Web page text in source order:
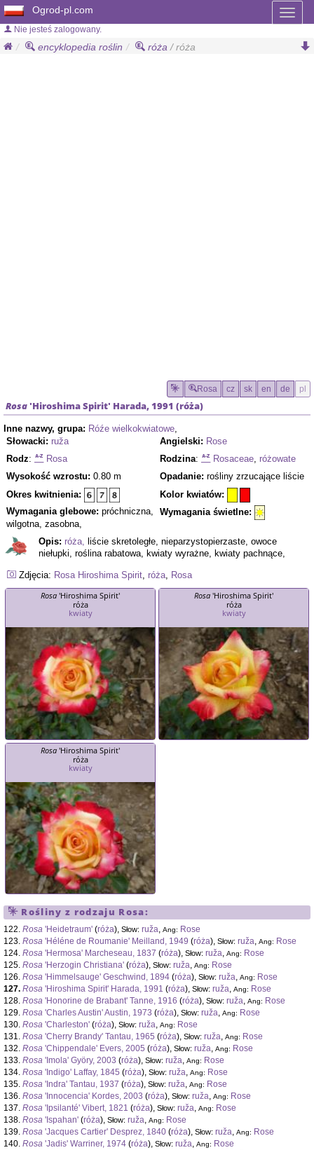
Ogrod-pl.com
Nie jesteś zalogowany.
encyklopedia roślin róża / róża
Rosa cz sk en de pl
Rosa'Hiroshima Spirit' Harada, 1991 (róża)
Inne nazwy, grupa: Róźe wielkokwiatowe,
Słowacki: ruža Angielski: Rose
Rodz: Rosa Rodzina: Rosaceae, różowate
Wysokość wzrostu: 0.80 m Opadanie: rośliny zrzucające liście
Okres kwitnienia:
Kolor kwiatów:
Wymagania glebowe: próchniczna,
wilgotna, zasobna,
Wymagania świetlne:
Opis: róża, liście skretoległe, nieparzystopierzaste, owoce
niełupki, roślina rabatowa, kwiaty wyrażne, kwiaty pachnące,
Zdjęcia: Rosa Hiroshima Spirit, róża, Rosa
Rosa 'Hiroshima Spirit'
róża
kwiaty
Rosa 'Hiroshima Spirit'
róża
kwiaty
Rosa 'Hiroshima Spirit'
róża
kwiaty
Rośliny z rodzaju Rosa:
122. Rosa 'Heidetraum' (róża), Słow: ruža, Ang: Rose
123. Rosa 'Héléne de Roumanie' Meilland, 1949 (róża), Słow: ruža, Ang: Rose
124. Rosa 'Hermosa' Marcheseau, 1837 (róża), Słow: ruža, Ang: Rose
125. Rosa 'Herzogin Christiana' (róża), Słow: ruža, Ang: Rose
126. Rosa 'Himmelsauge' Geschwind, 1894 (róża), Słow: ruža, Ang: Rose
127. Rosa 'Hiroshima Spirit' Harada, 1991 (róża), Słow: ruža, Ang: Rose
128. Rosa 'Honorine de Brabant' Tanne, 1916 (róża), Słow: ruža, Ang: Rose
129. Rosa 'Charles Austin' Austin, 1973 (róża), Słow: ruža, Ang: Rose
130. Rosa 'Charleston' (róża), Słow: ruža, Ang: Rose
131. Rosa 'Cherry Brandy' Tantau, 1965 (róża), Słow: ruža, Ang: Rose
132. Rosa 'Chippendale' Evers, 2005 (róża), Słow: ruža, Ang: Rose
133. Rosa 'Imola' Györy, 2003 (róża), Słow: ruža, Ang: Rose
134. Rosa 'Indigo' Laffay, 1845 (róża), Słow: ruža, Ang: Rose
135. Rosa 'Indra' Tantau, 1937 (róża), Słow: ruža, Ang: Rose
136. Rosa 'Innocencia' Kordes, 2003 (róża), Słow: ruža, Ang: Rose
137. Rosa 'Ipsilanté' Vibert, 1821 (róża), Słow: ruža, Ang: Rose
138. Rosa 'Ispahan' (róża), Słow: ruža, Ang: Rose
139. Rosa 'Jacques Cartier' Desprez, 1840 (róża), Słow: ruža, Ang: Rose
140. Rosa 'Jadis' Warriner, 1974 (róża), Słow: ruža, Ang: Rose